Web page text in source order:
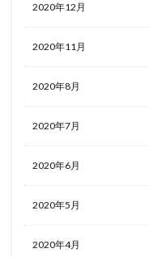
2020年12月
2020年11月
2020年8月
2020年7月
2020年6月
2020年5月
2020年4月